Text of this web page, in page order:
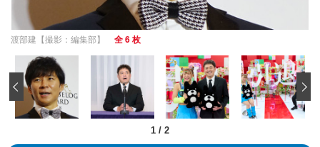
渡部建【撮影：編集部】 全 6 枚
1 / 2
‹